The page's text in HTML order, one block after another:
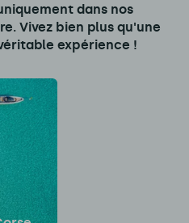
dans nos
Vivez bien plus qu'une
expérience !